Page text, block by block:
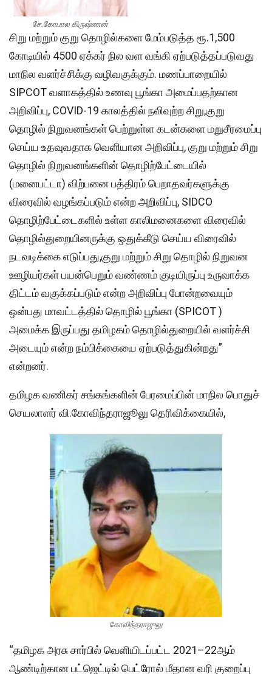
சே.கோபால கிருஷ்ணன்
சிறு மற்றும் குறு தொழில்களை மேம்படுத்த ரூ.1,500
கோடியில் 4500 ஏக்கர் நில வள வங்கி ஏற்படுத்தப்படுவது
மாநில வளர்ச்சிக்கு வழிவகுக்கும். மணப்பாறையில்
SIPCOT வளாகத்தில் உணவு பூங்கா அமைப்பதற்கான
அறிவிப்பு, COVID-19 காலத்தில் நலிவுற்ற சிறு,குறு
தொழில் நிறுவனங்கள் பெற்றுள்ள கடன்களை மறுசீரமைப்பு
செய்ய உதவுவதாக வெளியான அறிவிப்பு, குறு மற்றும் சிறு
தொழில் நிறுவனங்களின் தொழிற்பேட்டையில்
(மனைபட்டா) விற்பனை பத்திரம் பெறாதவர்களுக்கு
விரைவில் வழங்கப்படும் என்ற அறிவிப்பு, SIDCO
தொழிற்பேட்டைகளில் உள்ள காலிமனைகளை விரைவில்
தொழில்துறையினருக்கு ஒதுக்கீடு செய்ய விரைவில்
நடவடிக்கை எடுப்பது,குறு மற்றும் சிறு தொழில் நிறுவன
ஊழியர்கள் பயன்பெறும் வண்ணம் குடியிருப்பு உருவாக்க
திட்டம் வகுக்கப்படும் என்ற அறிவிப்பு போன்றவையும்
ஒன்பது மாவட்டத்தில் தொழில் பூங்கா (SPICOT )
அமைக்க இருப்பது தமிழகம் தொழில்துறையில் வளர்ச்சி
அடையும் என்ற நம்பிக்கையை ஏற்படுத்துகின்றது”
என்றனர்.
தமிழக வணிகர் சங்கங்களின் பேரமைப்பின் மாநில பொதுச்
செயலாளர் வி.கோவிந்தராஜூலு தெரிவிக்கையில்,
கோவிந்தராஜுலு
“தமிழக அரசு சார்பில் வெளியிடப்பட்ட 2021–22ஆம்
ஆண்டிற்கான பட்ஜெட்டில் பெட்ரோல் மீதான வரி குறைப்பு